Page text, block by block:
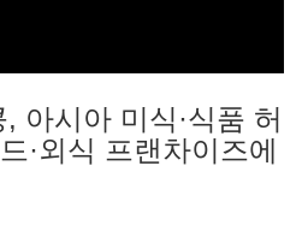
아시아 미식·식품 허
·외식 프랜차이즈에